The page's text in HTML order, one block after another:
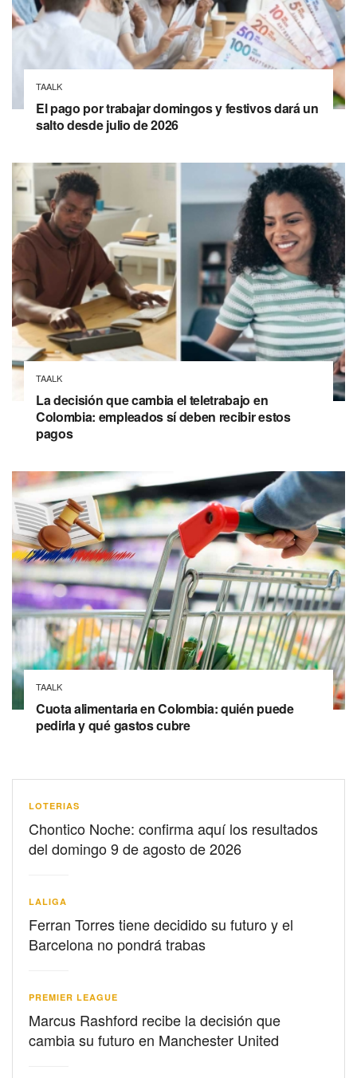
TAALK
El pago por trabajar domingos y festivos dará un
salto desde julio de 2026
TAALK
La decisión que cambia el teletrabajo en
Colombia: empleados sí deben recibir estos
pagos
TAALK
Cuota alimentaria en Colombia: quién puede
pedirla y qué gastos cubre
LOTERIAS
Chontico Noche: confirma aquí los resultados
del domingo 9 de agosto de 2026
LALIGA
Ferran Torres tiene decidido su futuro y el
Barcelona no pondrá trabas
PREMIER LEAGUE
Marcus Rashford recibe la decisión que
cambia su futuro en Manchester United